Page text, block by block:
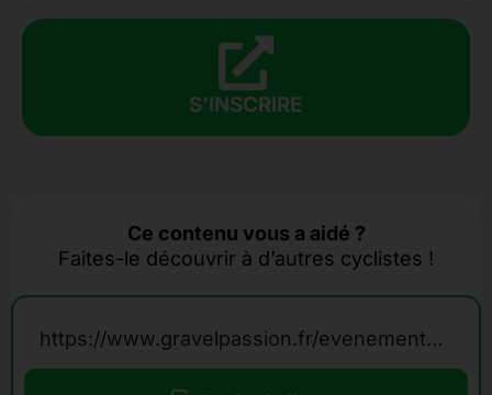
S'INSCRIRE
Ce contenu vous a aidé ?
Faites-le découvrir à d’autres cyclistes !
https://www.gravelpassion.fr/evenements-calendrier-gravel/200-et-100-km-derailles/